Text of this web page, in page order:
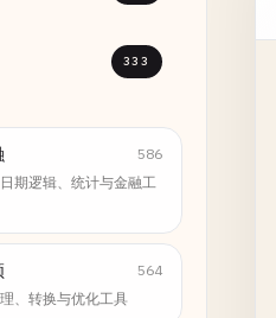
333
586
期逻辑、统计与金融工
564
、转换与优化工具